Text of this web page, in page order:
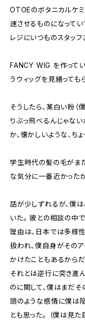
OTOEのボタニカルケミ
速させるものになってい
レジにいつものスタッフ
FANCY WIG を作って
うウィッグを見繕っても
そうしたら、某白い粉
りぶっ飛べるんじゃない
か、懐かしいような、ち
学生時代の髪の毛がま
な気分に一番近かった
話が少しずれるが、僕
いた。 彼との相談の中で
理由は、日本では多様
扱われ、僕自身がその
かけたこともあるから
それとは逆行に突き進
のに関して、僕はまだ
頭のような感情に僕は陥
とも思った。 （僕は見